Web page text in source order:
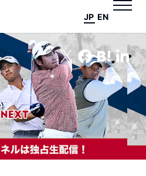
JP EN